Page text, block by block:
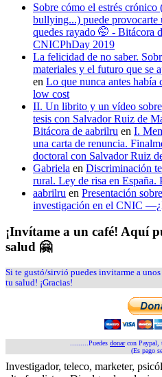
Sobre cómo el estrés
bullying...) puede
quedes rayado 🤭 - Bitácora
CNICPhDay 2019
La felicidad de no saber.
materiales y el futuro que se
en Lo que nunca antes había
low cost
II. Un librito y un vídeo
tesis con Salvador Ruiz de
Bitácora de aabrilru en I.
una carta de renuncia.
doctoral con Salvador Ruiz
Gabriela en Discriminación
rural. Ley de risa en España.
aabrilru en Presentación
investigación en el CNIC
¡Invítame a un café! Aquí
salud 🤗
Si te gustó/sirvió puedes invitarme a unos
tu salud! ¡Gracias!
.........Puedes donarcon Paypal,
(Es pago
Investigador, teleco, marketer,